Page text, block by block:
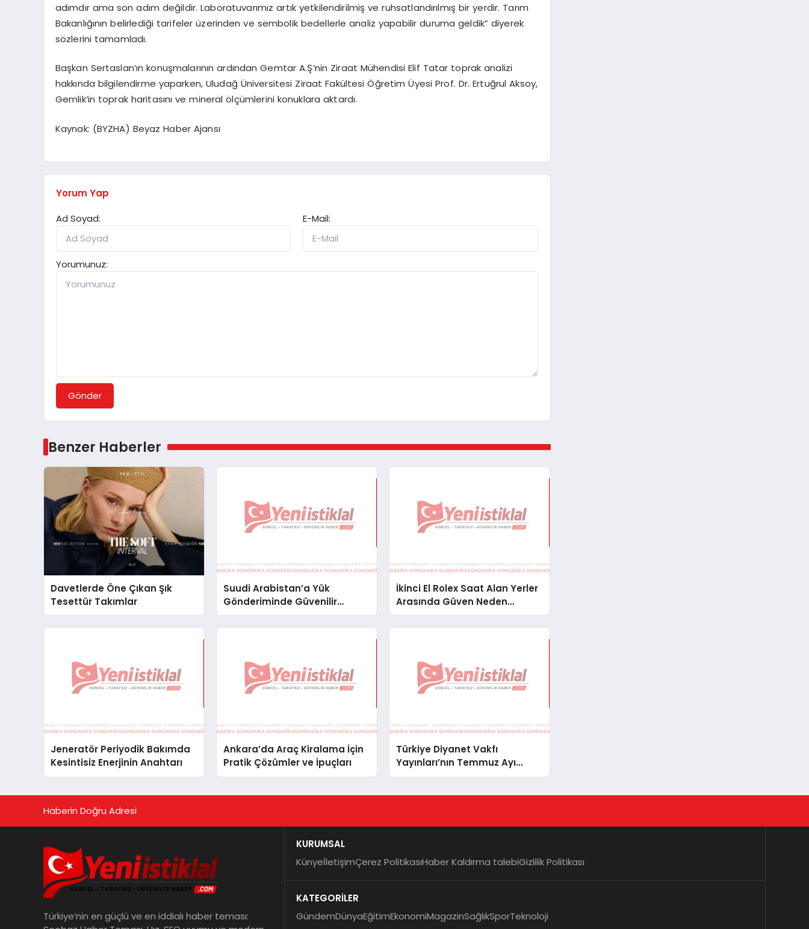
adımdır ama son adım değildir. Laboratuvarımız artık yetkilendirilmiş ve ruhsatlandırılmış bir yerdir. Tarım
Bakanlığının belirlediği tarifeler üzerinden ve sembolik bedellerle analiz yapabilir duruma geldik” diyerek
sözlerini tamamladı.
Başkan Sertaslan’ın konuşmalarının ardından Gemtar A.Ş’nin Ziraat Mühendisi Elif Tatar toprak analizi
hakkında bilgilendirme yaparken, Uludağ Üniversitesi Ziraat Fakültesi Öğretim Üyesi Prof. Dr. Ertuğrul Aksoy,
Gemlik’in toprak haritasını ve mineral ölçümlerini konuklara aktardı.
Kaynak: (BYZHA) Beyaz Haber Ajansı
Yorum Yap
Ad Soyad:
E-Mail:
Yorumunuz:
Gönder
Benzer Haberler
Davetlerde Öne Çıkan Şık
Tesettür Takımlar
Suudi Arabistan’a Yük
Gönderiminde Güvenilir
Lojistik ve Nakliye Çözümleri
İkinci El Rolex Saat Alan Yerler
Arasında Güven Neden
Önemlidir?
Jeneratör Periyodik Bakımda
Kesintisiz Enerjinin Anahtarı
Ankara’da Araç Kiralama İçin
Pratik Çözümler ve İpuçları
Türkiye Diyanet Vakfı
Yayınları’nın Temmuz Ayı
Fırsat Köşesinde Bülent Ata
Haberin Doğru Adresi
Türkiye’nin en güçlü ve en iddialı haber teması:
KURUMSAL
KünyeİletişimÇerez PolitikasıHaber Kaldırma talebiGizlilik Politikası
KATEGORİLER
GündemDünyaEğitimEkonomiMagazinSağlıkSporTeknoloji